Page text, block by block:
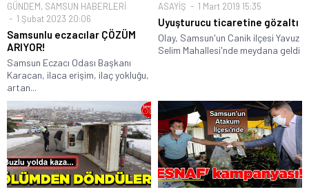
GÜNDEM, SAMSUN HABERLERİ
1 Şubat 2023 20:06
Samsunlu eczacılar ÇÖZÜM
ARIYOR!
Samsun Eczacı Odası Başkanı
Karacan, ilaca erişim, ilaç yokluğu,
artan...
ASAYİŞ 1 Mart 2019 15:35
Uyuşturucu ticaretine gözaltı
Olay, Samsun'un Canik ilçesi Yavuz
Selim Mahallesi'nde meydana geldi